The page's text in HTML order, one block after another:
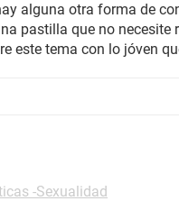
alguna otra forma de
pastilla que no necesite
este tema con lo jóven
-Sexualidad